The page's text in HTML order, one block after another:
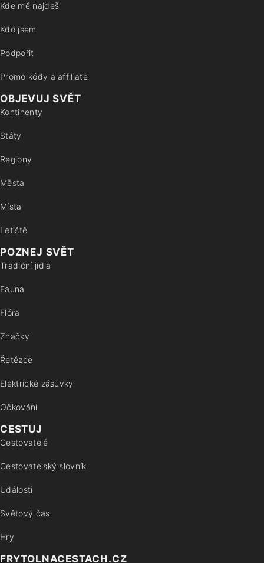
Kde mě najdeš
Kdo jsem
Podpořit
Promo kódy a affiliate
OBJEVUJ SVĚT
Kontinenty
Státy
Regiony
Města
Místa
Letiště
POZNEJ SVĚT
Tradiční jídla
Fauna
Flóra
Značky
Řetězce
Elektrické zásuvky
Očkování
CESTUJ
Cestovatelé
Cestovatelský slovník
Události
Světový čas
Hry
FRYTOLNACESTACH.CZ